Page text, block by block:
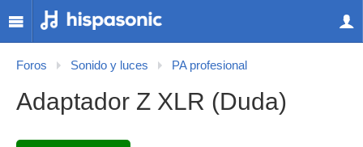
Foros Sonido y luces PA profesional
Adaptador Z XLR (Duda)